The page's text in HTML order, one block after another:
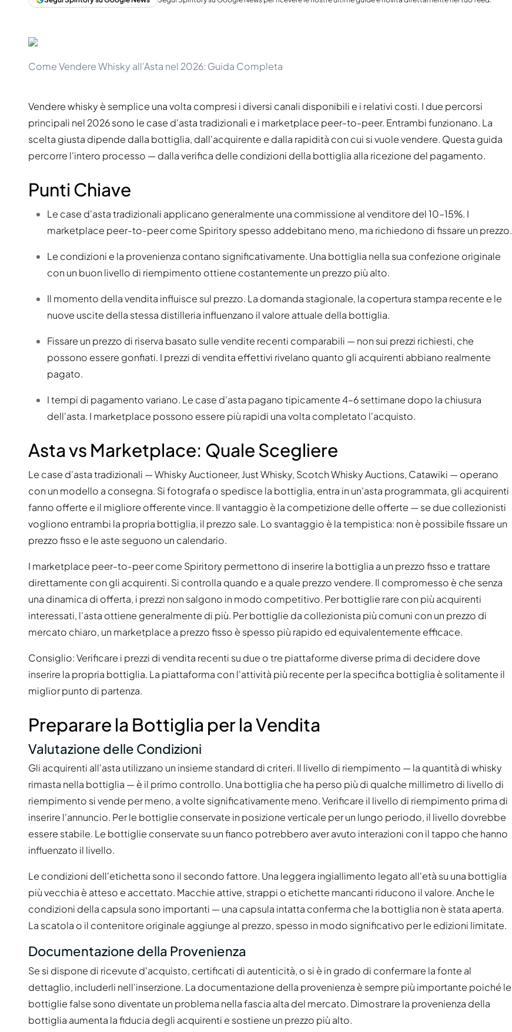
Taiwan
Marche
Dalmore
Hibiki
Johnnie Walker
Laphroaig
Macallan
Midleton
Yamazaki
Migliori Offerte
Sotto 50€
50-100€
200-500€
Prossime Uscite
Collezioni
Raro e da Collezione
Edizioni Limitate
Distilleria Chiusa
Whisky Dolce
Glendronach
Springbank
Booker's
Eagle Rare
Jack Daniel's
Jim Beam
Weller
Woodford Reserve
Distillati e Rum
Diplomatico
Don Julio
Mangabeiras
Hennessy
Monkey 47
Messico
Giamaica
Guyana
Barbados
Come Vendere Whisky all'Asta nel 2026: Guida Completa
Vendere whisky è semplice una volta compresi i diversi canali disponibili e i relativi costi. I due percorsi
principali nel 2026 sono le case d'asta tradizionali e i marketplace peer-to-peer. Entrambi funzionano. La
scelta giusta dipende dalla bottiglia, dall'acquirente e dalla rapidità con cui si vuole vendere. Questa guida
percorre l'intero processo — dalla verifica delle condizioni della bottiglia alla ricezione del pagamento.
Punti Chiave
Le case d'asta tradizionali applicano generalmente una commissione al venditore del 10–15%. I
marketplace peer-to-peer come Spiritory spesso addebitano meno, ma richiedono di fissare un prezzo.
Le condizioni e la provenienza contano significativamente. Una bottiglia nella sua confezione originale
con un buon livello di riempimento ottiene costantemente un prezzo più alto.
Il momento della vendita influisce sul prezzo. La domanda stagionale, la copertura stampa recente e le
nuove uscite della stessa distilleria influenzano il valore attuale della bottiglia.
Fissare un prezzo di riserva basato sulle vendite recenti comparabili — non sui prezzi richiesti, che
possono essere gonfiati. I prezzi di vendita effettivi rivelano quanto gli acquirenti abbiano realmente
pagato.
I tempi di pagamento variano. Le case d'asta pagano tipicamente 4–6 settimane dopo la chiusura
dell'asta. I marketplace possono essere più rapidi una volta completato l'acquisto.
Asta vs Marketplace: Quale Scegliere
Le case d'asta tradizionali — Whisky Auctioneer, Just Whisky, Scotch Whisky Auctions, Catawiki — operano
con un modello a consegna. Si fotografa o spedisce la bottiglia, entra in un'asta programmata, gli acquirenti
fanno offerte e il migliore offerente vince. Il vantaggio è la competizione delle offerte — se due collezionisti
vogliono entrambi la propria bottiglia, il prezzo sale. Lo svantaggio è la tempistica: non è possibile fissare un
prezzo fisso e le aste seguono un calendario.
I marketplace peer-to-peer come Spiritory permettono di inserire la bottiglia a un prezzo fisso e trattare
direttamente con gli acquirenti. Si controlla quando e a quale prezzo vendere. Il compromesso è che senza
una dinamica di offerta, i prezzi non salgono in modo competitivo. Per bottiglie rare con più acquirenti
interessati, l'asta ottiene generalmente di più. Per bottiglie da collezionista più comuni con un prezzo di
mercato chiaro, un marketplace a prezzo fisso è spesso più rapido ed equivalentemente efficace.
Consiglio: Verificare i prezzi di vendita recenti su due o tre piattaforme diverse prima di decidere dove
inserire la propria bottiglia. La piattaforma con l'attività più recente per la specifica bottiglia è solitamente il
miglior punto di partenza.
Preparare la Bottiglia per la Vendita
Valutazione delle Condizioni
Gli acquirenti all'asta utilizzano un insieme standard di criteri. Il livello di riempimento — la quantità di whisky
rimasta nella bottiglia — è il primo controllo. Una bottiglia che ha perso più di qualche millimetro di livello di
riempimento si vende per meno, a volte significativamente meno. Verificare il livello di riempimento prima di
inserire l'annuncio. Per le bottiglie conservate in posizione verticale per un lungo periodo, il livello dovrebbe
essere stabile. Le bottiglie conservate su un fianco potrebbero aver avuto interazioni con il tappo che hanno
influenzato il livello.
Le condizioni dell'etichetta sono il secondo fattore. Una leggera ingiallimento legato all'età su una bottiglia
più vecchia è atteso e accettato. Macchie attive, strappi o etichette mancanti riducono il valore. Anche le
condizioni della capsula sono importanti — una capsula intatta conferma che la bottiglia non è stata aperta.
La scatola o il contenitore originale aggiunge al prezzo, spesso in modo significativo per le edizioni limitate.
Documentazione della Provenienza
Se si dispone di ricevute d'acquisto, certificati di autenticità, o si è in grado di confermare la fonte al
dettaglio, includerli nell'inserzione. La documentazione della provenienza è sempre più importante poiché le
bottiglie false sono diventate un problema nella fascia alta del mercato. Dimostrare la provenienza della
bottiglia aumenta la fiducia degli acquirenti e sostiene un prezzo più alto.